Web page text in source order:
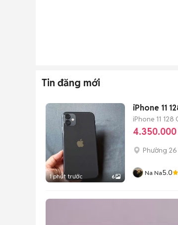
Tin đăng mới
1 phút trước 6
iPhone 11
iPhone 11 128
Phường 26
Na Na5.0